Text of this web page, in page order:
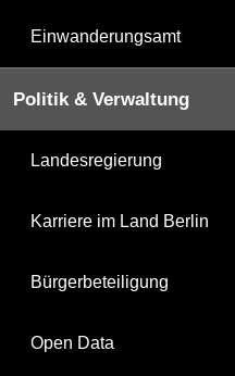
Einwanderungsamt
Politik & Verwaltung
Landesregierung
Karriere im Land Berlin
Bürgerbeteiligung
Open Data